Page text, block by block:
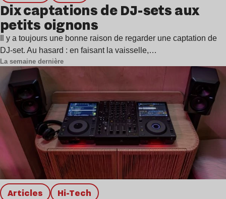
Dix captations de DJ-sets aux
petits oignons
Il y a toujours une bonne raison de regarder une captation de
DJ-set. Au hasard : en faisant la vaisselle,…
La semaine dernière
Articles Hi-Tech